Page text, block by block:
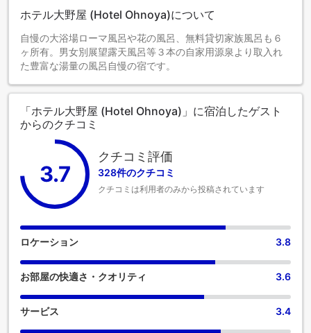
ホテル大野屋 (Hotel Ohnoya)について
自慢の大浴場ローマ風呂や花の風呂、無料貸切家族風呂も６
ヶ所有。男女別展望露天風呂等３本の自家用源泉より取入れ
た豊富な湯量の風呂自慢の宿です。
「ホテル大野屋 (Hotel Ohnoya)」に宿泊したゲスト
からのクチコミ
3.7
クチコミ評価
328件のクチコミ
クチコミは利用者のみから投稿されています
ロケーション 3.8
お部屋の快適さ・クオリティ 3.6
サービス 3.4